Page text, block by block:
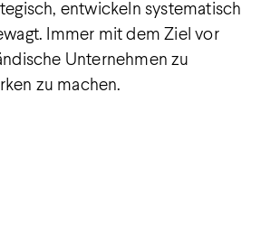
entwickeln systematisch
Immer mit dem Ziel vor
Unternehmen zu
zu machen.